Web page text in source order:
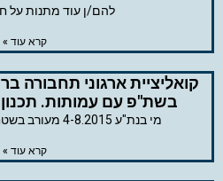
להם/ן עוד מתנות על
קרא עוד »
קואליציית ארגוני תחבורה
בשת"פ עם עמותות. תכנון
מי בנת"ע 4-8.2015 מעורב בשטח הדולפינריום? פרק 3
קרא עוד »